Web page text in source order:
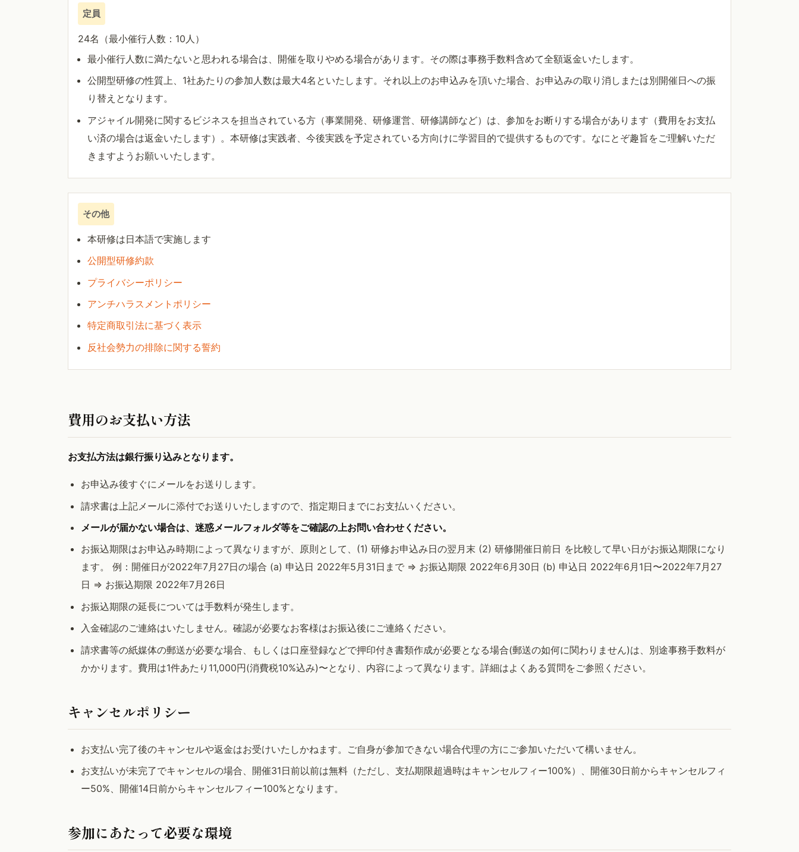
定員
24名（最小催行人数：10人）
最小催行人数に満たないと思われる場合は、開催を取りやめる場合があります。その際は事務手数料含めて全額返金いたします。
公開型研修の性質上、1社あたりの参加人数は最大4名といたします。それ以上のお申込みを頂いた場合、お申込みの取り消しまたは別開催日への振
り替えとなります。
アジャイル開発に関するビジネスを担当されている方（事業開発、研修運営、研修講師など）は、参加をお断りする場合があります（費用をお支払
い済の場合は返金いたします）。本研修は実践者、今後実践を予定されている方向けに学習目的で提供するものです。なにとぞ趣旨をご理解いただ
きますようお願いいたします。
その他
本研修は日本語で実施します
公開型研修約款
プライバシーポリシー
アンチハラスメントポリシー
特定商取引法に基づく表示
反社会勢力の排除に関する誓約
費用のお支払い方法
お支払方法は銀行振り込みとなります。
お申込み後すぐにメールをお送りします。
請求書は上記メールに添付でお送りいたしますので、指定期日までにお支払いください。
メールが届かない場合は、迷惑メールフォルダ等をご確認の上お問い合わせください。
お振込期限はお申込み時期によって異なりますが、原則として、(1) 研修お申込み日の翌月末 (2) 研修開催日前日 を比較して早い日がお振込期限になり
ます。 例：開催日が2022年7月27日の場合 (a) 申込日 2022年5月31日まで => お振込期限 2022年6月30日 (b) 申込日 2022年6月1日〜2022年7月27
日 => お振込期限 2022年7月26日
お振込期限の延長については手数料が発生します。
入金確認のご連絡はいたしません。確認が必要なお客様はお振込後にご連絡ください。
請求書等の紙媒体の郵送が必要な場合、もしくは口座登録などで押印付き書類作成が必要となる場合(郵送の如何に関わりません)は、別途事務手数料が
かかります。費用は1件あたり11,000円(消費税10%込み)〜となり、内容によって異なります。詳細はよくある質問をご参照ください。
キャンセルポリシー
お支払い完了後のキャンセルや返金はお受けいたしかねます。ご自身が参加できない場合代理の方にご参加いただいて構いません。
お支払いが未完了でキャンセルの場合、開催31日前以前は無料（ただし、支払期限超過時はキャンセルフィー100%）、開催30日前からキャンセルフィ
ー50%、開催14日前からキャンセルフィー100%となります。
参加にあたって必要な環境